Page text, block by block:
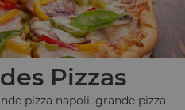
Pizzas
pizza napoli, grande pizza